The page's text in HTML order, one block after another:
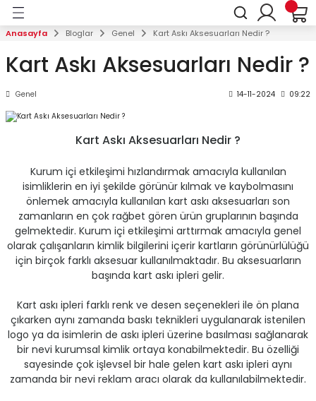
Laminasyon Makineleri
Laminasyon Makineleri
Ciltleme Makineleri
Plastik Spiral Makineleri
Çok Fonksiyonlu Spiral Cilt Makineleri
Isısal Cilt Makineleri
Spiral Cilt Sarf Malzemeleri
Evrak İmha Makineleri
Kişisel Tip Kullanım
Giyotin Makineleri
Metal Kesim Giyotinleri
Plastik Kart Sistemleri
Kart Baskı Makineleri
Kart Askı Aksesuarları
Klipsler, Yaka İğneleri, Mıknatıslar ve
Yaka İsimlikleri
Bavul Askı Aparatları
Masaüstü Reklamlıklar &
Masaüstü Reklam Panoları
Masaüstü Resimlikler
Afiş Koruma Kabları
Künyelikler
Kartvizit Kutuları
Masaüstü Kalemlikler
Makineleri
Para Sayma & Kontrol
Para Sayma Makineleri
Anahtar Dolapları
Kilitli Anahtar Dolapları
Kağıt Kırma, Katlama ve
Makineleri
Kağıt Katlama Makineleri
Manuel Kağıt Kırma Perforaj
Elektrikli Zımba & Tel Dikiş
Tel Dikiş Makineleri
Anasayfa Bloglar Genel Kart Askı Aksesuarları Nedir ?
Kart Askı Aksesuarları Nedir ?
Genel 14-11-2024 09:22
Kart Askı Aksesuarları Nedir ?
Kurum içi etkileşimi hızlandırmak amacıyla kullanılan
isimliklerin en iyi şekilde görünür kılmak ve kaybolmasını
önlemek amacıyla kullanılan kart askı aksesuarları son
zamanların en çok rağbet gören ürün gruplarının başında
gelmektedir. Kurum içi etkileşimi arttırmak amacıyla genel
olarak çalışanların kimlik bilgilerini içerir kartların görünürlülüğü
için birçok farklı aksesuar kullanılmaktadır. Bu aksesuarların
başında kart askı ipleri gelir.
Kart askı ipleri farklı renk ve desen seçenekleri ile ön plana
çıkarken aynı zamanda baskı teknikleri uygulanarak istenilen
logo ya da isimlerin de askı ipleri üzerine basılması sağlanarak
bir nevi kurumsal kimlik ortaya konabilmektedir. Bu özelliği
sayesinde çok işlevsel bir hale gelen kart askı ipleri aynı
zamanda bir nevi reklam aracı olarak da kullanılabilmektedir.